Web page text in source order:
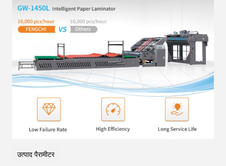
उत्पाद पैरामीटर